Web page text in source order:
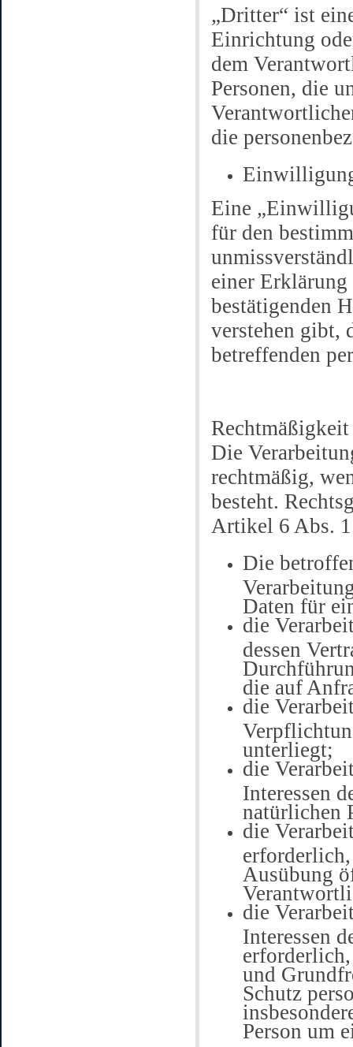
„Dritter“ ist
Einrichtung
dem
Personen, die
die
Eine
für den
einer
bestätigenden
verstehen gibt,
betreffenden
Die
rechtmäßig,
besteht.
Artikel 6 Abs.
Die
Daten für
die
dessen
die auf
die
unterliegt;
die
Interessen
natürlichen
die
Ausübung
die
Interessen
und
Schutz
Person um